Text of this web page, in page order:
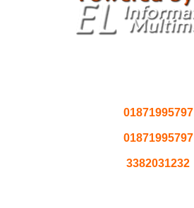
01871995797
01871995797
3382031232